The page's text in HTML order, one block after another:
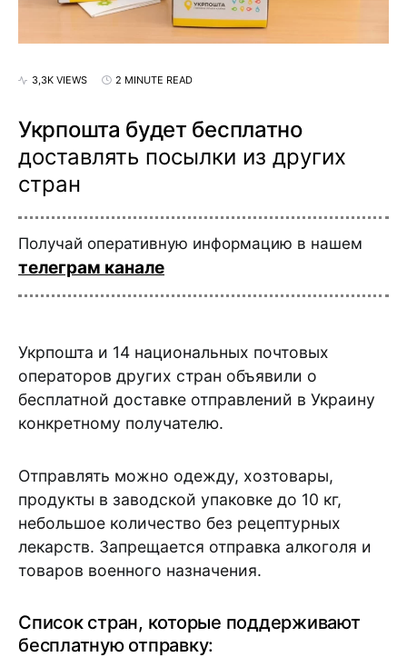
3,3K VIEWS 2 MINUTE READ
Укрпошта будет бесплатно
доставлять посылки из других
стран
Получай оперативную информацию в нашем
телеграм канале
Укрпошта и 14 национальных почтовых
операторов других стран объявили о
бесплатной доставке отправлений в Украину
конкретному получателю.
Отправлять можно одежду, хозтовары,
продукты в заводской упаковке до 10 кг,
небольшое количество без рецептурных
лекарств. Запрещается отправка алкоголя и
товаров военного назначения.
Список стран, которые поддерживают
бесплатную отправку: